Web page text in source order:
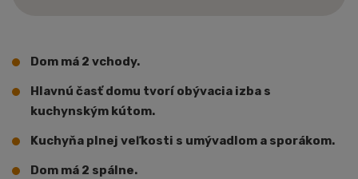
Dom má 2 vchody.
Hlavnú časť domu tvorí obývacia izba s
kuchynským kútom.
Kuchyňa plnej veľkosti s umývadlom a sporákom.
Dom má 2 spálne.